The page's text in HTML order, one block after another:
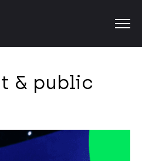
& public